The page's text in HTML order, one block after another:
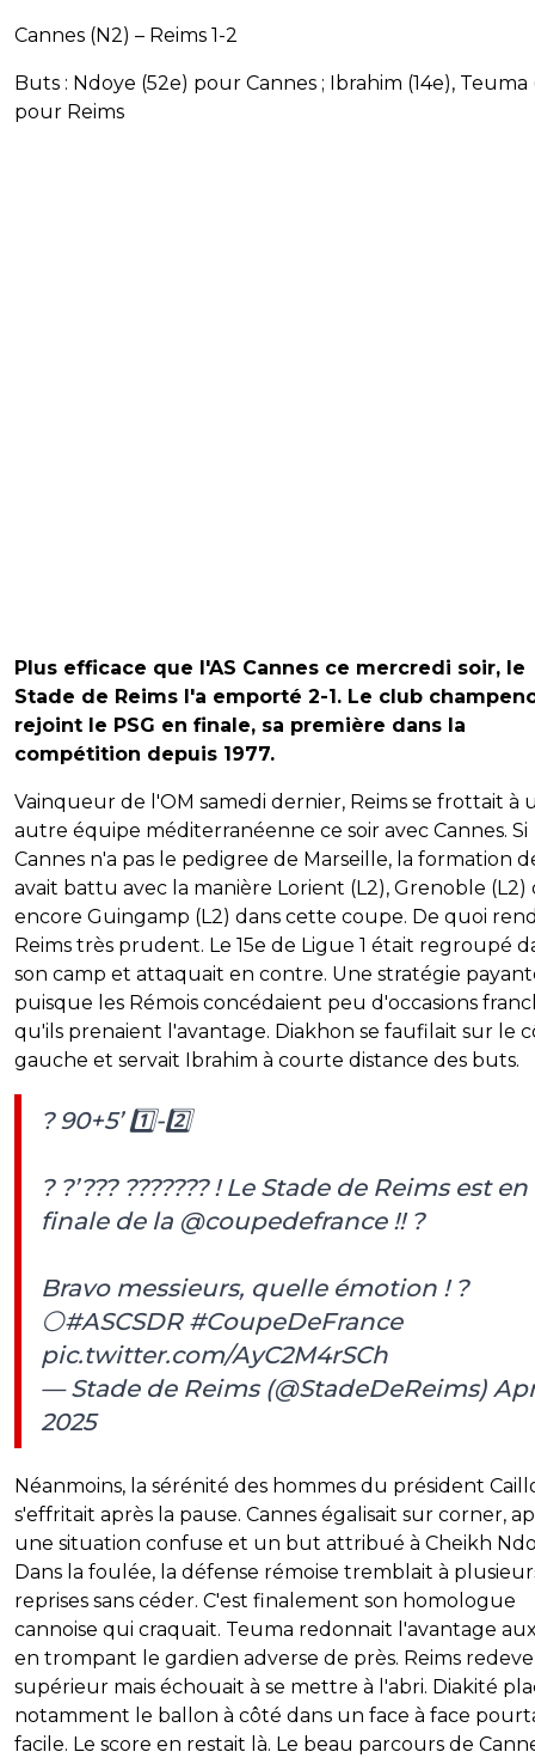
Cannes (N2) – Reims 1-2
Buts : Ndoye (52e) pour Cannes ; Ibrahim (14e), Teuma
pour Reims
Plus efficace que l'AS Cannes ce mercredi soir, le
Stade de Reims l'a emporté 2-1. Le club
rejoint le PSG en finale, sa première dans la
compétition depuis 1977.
Vainqueur de l'OM samedi dernier, Reims se frottait à
autre équipe méditerranéenne ce soir avec Cannes. Si
Cannes n'a pas le pedigree de Marseille, la formation
avait battu avec la manière Lorient (L2), Grenoble (L2)
encore Guingamp (L2) dans cette coupe. De quoi
Reims très prudent. Le 15e de Ligue 1 était regroupé
son camp et attaquait en contre. Une stratégie
puisque les Rémois concédaient peu d'occasions
qu'ils prenaient l'avantage. Diakhon se faufilait sur le
gauche et servait Ibrahim à courte distance des buts.
? 90+5’ 1️⃣-2️⃣
? ?’??? ??????? ! Le Stade de Reims est en
finale de la @coupedefrance!! ?
Bravo messieurs, quelle émotion ! ?
⚪#ASCSDR #CoupeDeFrance
pic.twitter.com/AyC2M4rSCh
— Stade de Reims (@StadeDeReims)
2025
Néanmoins, la sérénité des hommes du président
s'effritait après la pause. Cannes égalisait sur corner,
une situation confuse et un but attribué à Cheikh
Dans la foulée, la défense rémoise tremblait à
reprises sans céder. C'est finalement son homologue
cannoise qui craquait. Teuma redonnait l'avantage
en trompant le gardien adverse de près. Reims
supérieur mais échouait à se mettre à l'abri. Diakité
notamment le ballon à côté dans un face à face
facile. Le score en restait là. Le beau parcours de